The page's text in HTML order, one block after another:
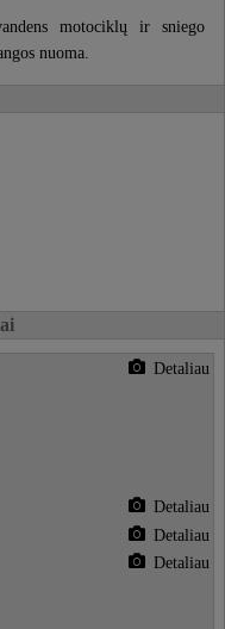
motociklų ir sniego
nuoma.
Detaliau
Detaliau
Detaliau
Detaliau